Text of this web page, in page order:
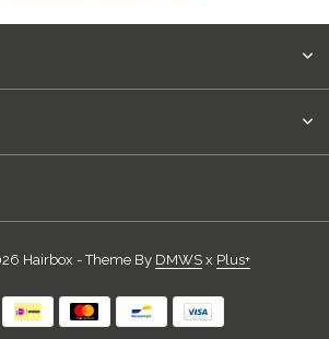
Hairbox - Theme By DMWSx Plus+